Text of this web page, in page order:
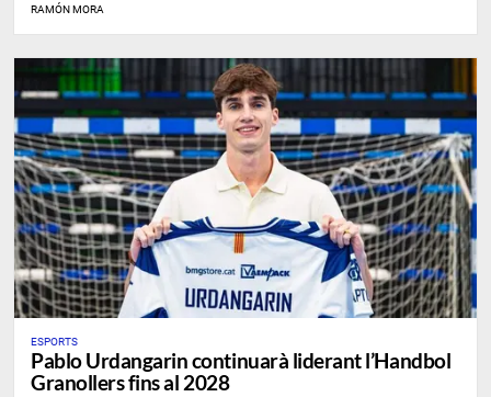
RAMÓN MORA
ESPORTS
Pablo Urdangarin continuarà liderant l’Handbol
Granollers fins al 2028